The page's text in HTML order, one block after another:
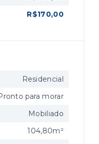
R$170,00
Residencial
para morar
Mobiliado
104,80m²